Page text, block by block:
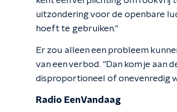
uitzondering voor de openbare
hoeft te gebruiken."
Er zou alleen een probleem
van een verbod. "Dan kom je aan
disproportioneel of onevenredig
Radio EenVandaag